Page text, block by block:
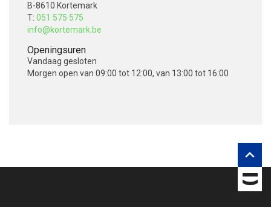
B-8610 Kortemark
T: 051 575 575
info@kortemark.be
Openingsuren
Vandaag gesloten
Morgen open van 09:00 tot 12:00, van 13:00 tot 16:00
s
